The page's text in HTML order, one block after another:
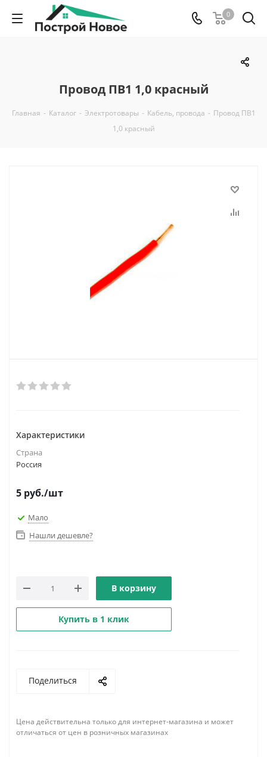
0
Провод ПВ1 1,0 красный
Главная - Каталог - Электротовары - Кабель, провода - Провод ПВ1
1,0 красный
Характеристики
Страна
Россия
5 руб./шт
Мало
Нашли дешевле?
В корзину
Купить в 1 клик
Поделиться
Цена действительна только для интернет-магазина и может
отличаться от цен в розничных магазинах